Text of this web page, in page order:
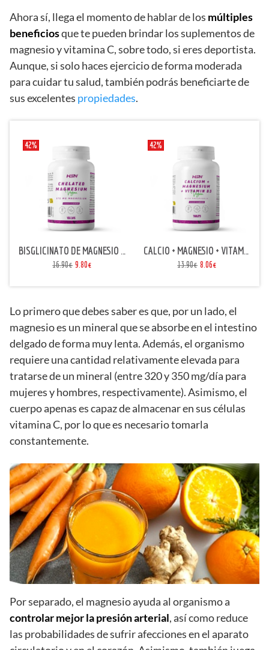
Ahora sí, llega el momento de hablar de los múltiples
beneficiosque te pueden brindar los suplementos de
magnesio y vitamina C, sobre todo, si eres deportista.
Aunque, si solo haces ejercicio de forma moderada
para cuidar tu salud, también podrás beneficiarte de
sus excelentes propiedades.
42%
BISGLICINATO DE MAGNESIO (175mg MAGNESIO)
16.90€ 9.80€
42%
CALCIO + MAGNESIO + VITAMINA D3
13.90€ 8.06€
Lo primero que debes saber es que, por un lado, el
magnesio es un mineral que se absorbe en el intestino
delgado de forma muy lenta. Además, el organismo
requiere una cantidad relativamente elevada para
tratarse de un mineral (entre 320 y 350 mg/día para
mujeres y hombres, respectivamente). Asimismo, el
cuerpo apenas es capaz de almacenar en sus células
vitamina C, por lo que es necesario tomarla
constantemente.
Por separado, el magnesio ayuda al organismo a
controlar mejor la presión arterial, así como reduce
las probabilidades de sufrir afecciones en el aparato